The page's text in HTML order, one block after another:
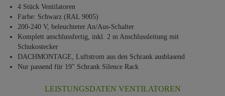
4 Stück Ventilatoren
Farbe: Schwarz (RAL 9005)
200-240 V, beleuchteter An/Aus-Schalter
Komplett anschlussfertig, inkl. 2 m Anschlussleitung mit
Schukostecker
DACHMONTAGE, Luftstrom aus den Schrank ausblasend
Nur passend für 19" Schrank Silence Rack
LEISTUNGSDATEN VENTILATOREN